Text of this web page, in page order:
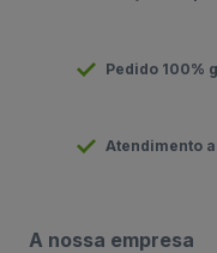
Pedido 100%
Atendimento
A nossa empresa